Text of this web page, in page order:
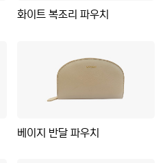
화이트 복조리 파우치
베이지 반달 파우치